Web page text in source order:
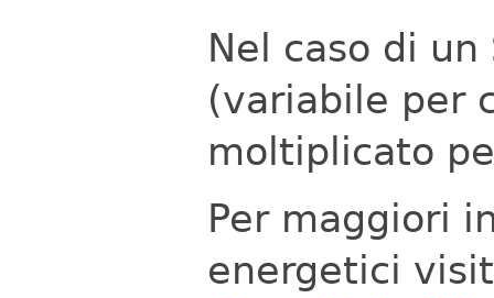
Nel caso di
(variabile per
moltiplicato
Per maggiori
energetici